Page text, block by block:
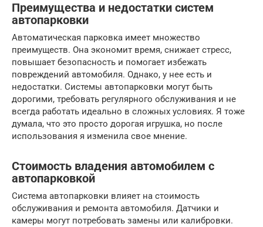
Преимущества и недостатки систем
автопарковки
Автоматическая парковка имеет множество
преимуществ. Она экономит время, снижает стресс,
повышает безопасность и помогает избежать
повреждений автомобиля. Однако, у нее есть и
недостатки. Системы автопарковки могут быть
дорогими, требовать регулярного обслуживания и не
всегда работать идеально в сложных условиях. Я тоже
думала, что это просто дорогая игрушка, но после
использования я изменила свое мнение.
Стоимость владения автомобилем с
автопарковкой
Система автопарковки влияет на стоимость
обслуживания и ремонта автомобиля. Датчики и
камеры могут потребовать замены или калибровки.